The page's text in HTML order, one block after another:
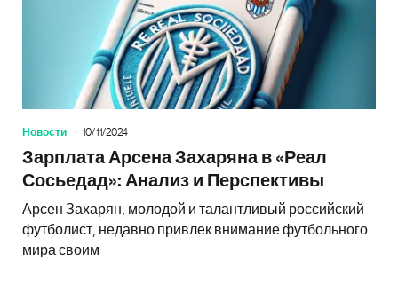
Новости 10/11/2024
Зарплата Арсена Захаряна в «Реал
Сосьедад»: Анализ и Перспективы
Арсен Захарян, молодой и талантливый российский
футболист, недавно привлек внимание футбольного
мира своим